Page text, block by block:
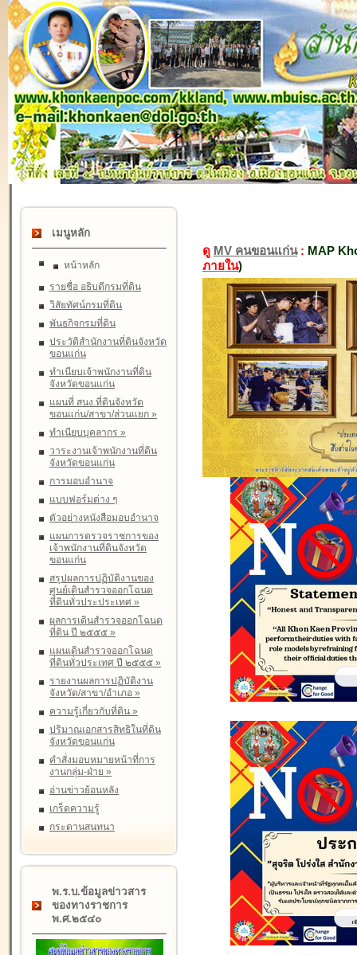
เมนูหลัก
หน้าหลัก
รายชื่อ อธิบดีกรมที่ดิน
วิสัยทัศน์กรมที่ดิน
พันธกิจกรมที่ดิน
ประวัติสำนักงานที่ดินจังหวัด
ขอนแก่น
ทำเนียบเจ้าพนักงานที่ดิน
จังหวัดขอนแก่น
แผนที่ สนง.ที่ดินจังหวัด
ขอนแก่น/สาขา/ส่วนแยก »
ทำเนียบบุคลากร »
วาระงานเจ้าพนักงานที่ดิน
จังหวัดขอนแก่น
การมอบอำนาจ
แบบฟอร์มต่าง ๆ
ตัวอย่างหนังสือมอบอำนาจ
แผนการตรวจราชการของ
เจ้าพนักงานที่ดินจังหวัด
ขอนแก่น
สรุปผลการปฏิบัติงานของ
ศูนย์เดินสำรวจออกโฉนด
ที่ดินทั่วประประเทศ »
ผลการเดินสำรวจออกโฉนด
ที่ดิน ปี ๒๕๕๕ »
แผนเดินสำรวจออกโฉนด
ที่ดินทั่วประเทศ ปี ๒๕๕๕ »
รายงานผลการปฏิบัติงาน
จังหวัด/สาขา/อำเภอ »
ความรู้เกี่ยวกับที่ดิน »
ปริมาณเอกสารสิทธิในที่ดิน
จังหวัดขอนแก่น
คำสั่งมอบหมายหน้าที่การ
งานกลุ่ม-ฝ่าย »
อ่านข่าวย้อนหลัง
เกร็ดความรู้
กระดานสนทนา
พ.ร.บ.ข้อมูลข่าวสาร
ของทางราชการ
พ.ศ.๒๕๔๐
ดู MV คนขอนแก่น: MAP
ภายใน)